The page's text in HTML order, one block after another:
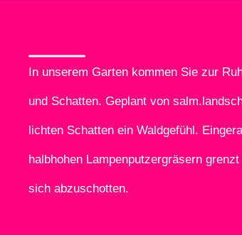
In unserem Garten kommen Sie zur
und Schatten. Geplant von
lichten Schatten ein Waldgefühl.
halbhohen Lampenputzergräsern
sich abzuschotten.